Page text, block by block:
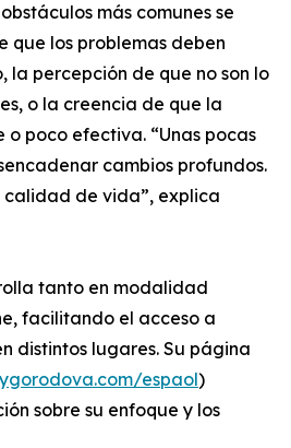
más comunes se
que los problemas deben
la percepción de que no son lo
o la creencia de que la
poco efectiva. “Unas pocas
cambios profundos.
calidad de vida”, explica
tanto en modalidad
facilitando el acceso a
distintos lugares. Su página
espaol)
sobre su enfoque y los